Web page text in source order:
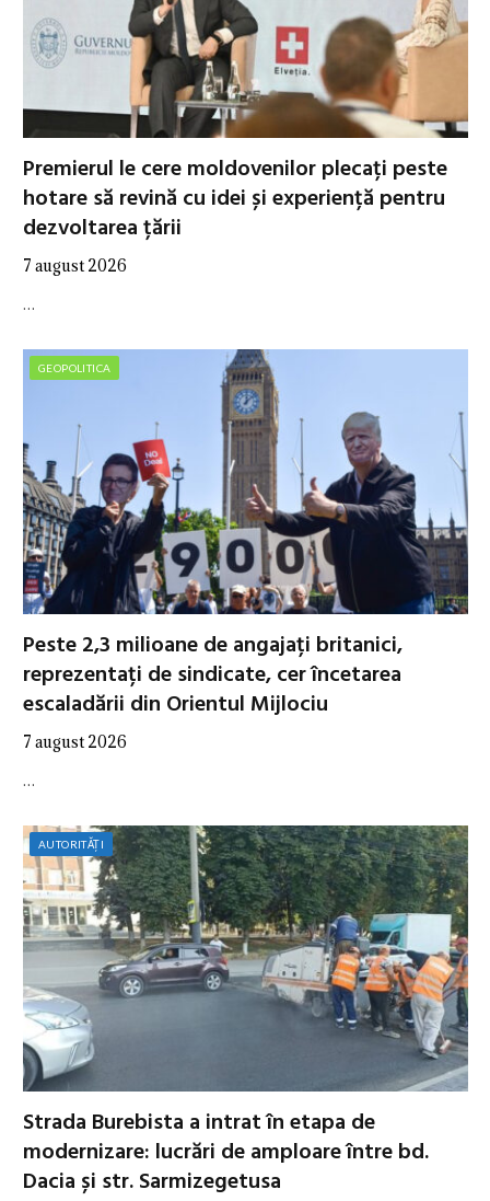
Premierul le cere moldovenilor plecați peste
hotare să revină cu idei și experiență pentru
dezvoltarea țării
7 august 2026
…
GEOPOLITICA
Peste 2,3 milioane de angajați britanici,
reprezentați de sindicate, cer încetarea
escaladării din Orientul Mijlociu
7 august 2026
…
AUTORITĂȚI
Strada Burebista a intrat în etapa de
modernizare: lucrări de amploare între bd.
Dacia și str. Sarmizegetusa